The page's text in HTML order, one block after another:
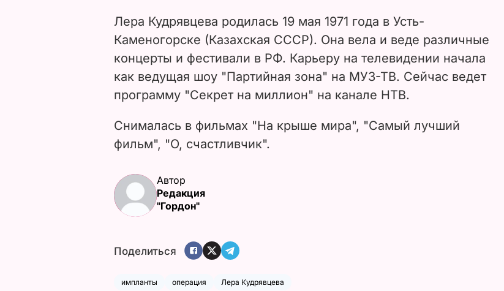
Лера Кудрявцева родилась 19 мая 1971 года в Усть-
Каменогорске (Казахская СССР). Она вела и веде различные
концерты и фестивали в РФ. Карьеру на телевидении начала
как ведущая шоу "Партийная зона" на МУЗ-ТВ. Сейчас ведет
программу "Секрет на миллион" на канале НТВ.
Снималась в фильмах "На крыше мира", "Самый лучший
фильм", "О, счастливчик".
Автор
Редакция
"Гордон"
Поделиться
импланты операция Лера Кудрявцева